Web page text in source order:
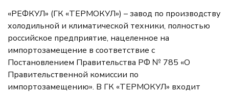
«РЕФКУЛ» (ГК «ТЕРМОКУЛ») – завод по производству
холодильной и климатической техники, полностью
российское предприятие, нацеленное на
импортозамещение в соответствие с
Постановлением Правительства РФ № 785 «О
Правительственной комиссии по
импортозамещению». В ГК «ТЕРМОКУЛ» входит